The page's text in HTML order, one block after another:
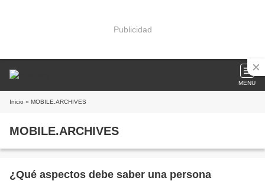
Publicidad
MENU
Inicio » MOBILE.ARCHIVES
MOBILE.ARCHIVES
¿Qué aspectos debe saber una persona